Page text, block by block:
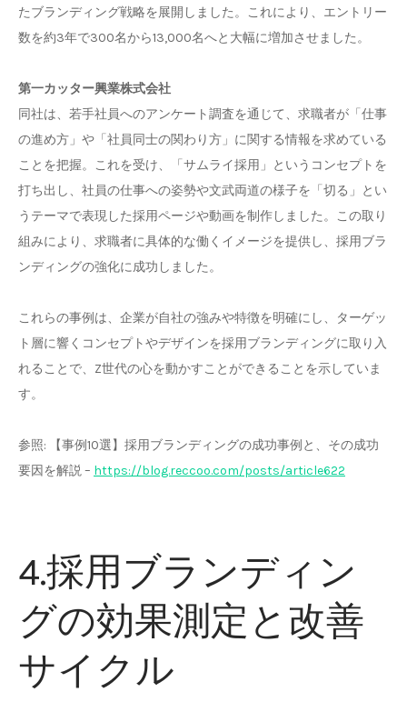
たブランディング戦略を展開しました。これにより、エントリー
数を約3年で300名から13,000名へと大幅に増加させました。
第一カッター興業株式会社
同社は、若手社員へのアンケート調査を通じて、求職者が「仕事
の進め方」や「社員同士の関わり方」に関する情報を求めている
ことを把握。これを受け、「サムライ採用」というコンセプトを
打ち出し、社員の仕事への姿勢や文武両道の様子を「切る」とい
うテーマで表現した採用ページや動画を制作しました。この取り
組みにより、求職者に具体的な働くイメージを提供し、採用ブラ
ンディングの強化に成功しました。
これらの事例は、企業が自社の強みや特徴を明確にし、ターゲッ
ト層に響くコンセプトやデザインを採用ブランディングに取り入
れることで、Z世代の心を動かすことができることを示していま
す。
参照: 【事例10選】採用ブランディングの成功事例と、その成功
要因を解説 – https://blog.reccoo.com/posts/article622
4.採用ブランディン
グの効果測定と改善
サイクル